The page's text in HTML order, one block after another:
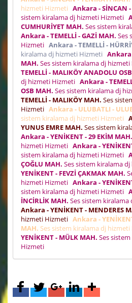
hizmeti Hizmeti Ankara - SİNCAN -
sistem kiralama dj hizmeti Hizmeti
CUMHURİYET MAH. Ses sistem
Ankara - TEMELLİ - GAZİ MAH. Ses
Hizmeti Ankara - TEMELLİ -
kiralama dj hizmeti Hizmeti Ankara
MAH. Ses sistem kiralama dj
TEMELLİ - MALIKÖY ANADOLU
dj hizmeti Hizmeti Ankara -
OSB MAH. Ses sistem kiralama dj
TEMELLİ - MALIKÖY MAH. Ses
Hizmeti Ankara - ULUBATLI -
sistem kiralama dj hizmeti Hizmeti
YUNUS EMRE MAH. Ses sistem
Ankara - YENİKENT - 29 EKİM MAH.
hizmeti Hizmeti Ankara -
sistem kiralama dj hizmeti Hizmeti
ÇOĞLU MAH. Ses sistem kiralama
YENİKENT - FEVZİ ÇAKMAK MAH.
hizmeti Hizmeti Ankara -
sistem kiralama dj hizmeti Hizmeti
İNCİRLİK MAH. Ses sistem
Ankara - YENİKENT - MENDERES
hizmeti Hizmeti Ankara -
MAH. Ses sistem kiralama dj
YENİKENT - MÜLK MAH. Ses
Hizmeti